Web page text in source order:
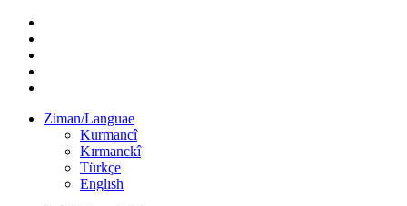
Ziman/Languae
Kurmancî
Kırmanckî
Türkçe
Englısh